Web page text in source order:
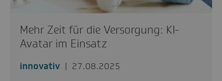
Mehr Zeit für die Versorgung: KI-
Avatar im Einsatz
innovativ
27.08.2025